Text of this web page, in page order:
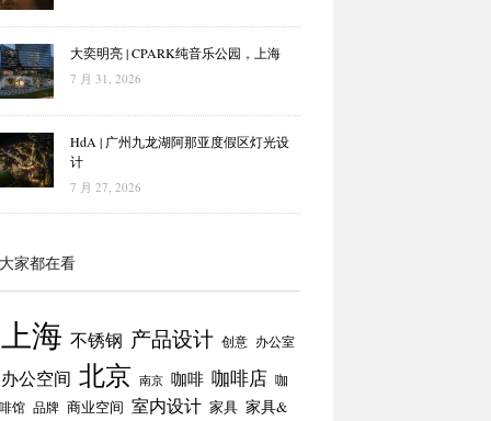
大奕明亮 | CPARK纯音乐公园，上海
7 月 31, 2026
HdA | 广州九龙湖阿那亚度假区灯光设
计
7 月 27, 2026
家都在看
上海 不锈钢 产品设计 创意 办公室
办公空间 北京 南京 咖啡 咖啡店 咖
馆 品牌 商业空间 室内设计 家具 家具&